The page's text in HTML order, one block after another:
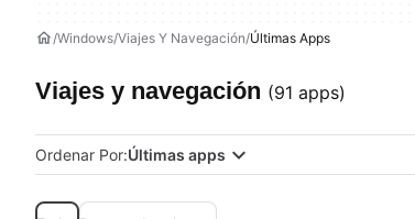
Windows Viajes Y Navegación Últimas Apps
Viajes y navegación (91 apps)
Ordenar Por:Últimas apps